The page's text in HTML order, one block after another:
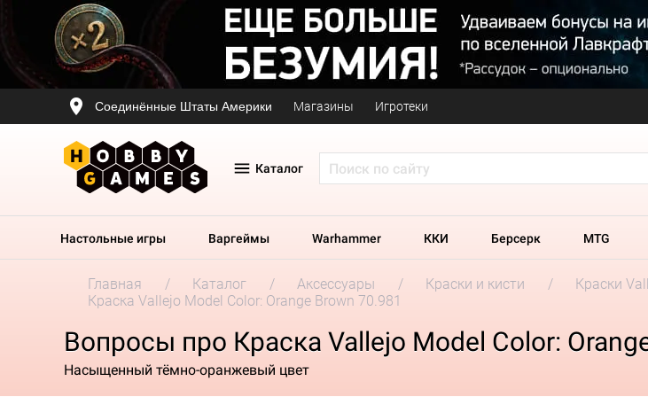
Соединённые Штаты Америки Магазины Игротеки
Каталог
Настольные игры Варгеймы Warhammer ККИ Берсерк MTG
Главная Каталог Аксессуары Краски и кисти Краски
Краска Vallejo Model Color: Orange Brown 70.981
Вопросы про Краска Vallejo Model Color:
Насыщенный тёмно-оранжевый цвет